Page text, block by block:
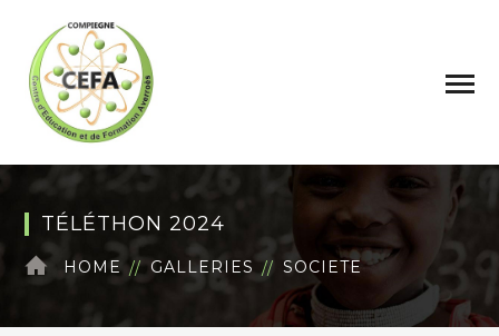
TÉLÉTHON 2024
HOME GALLERIES SOCIETE